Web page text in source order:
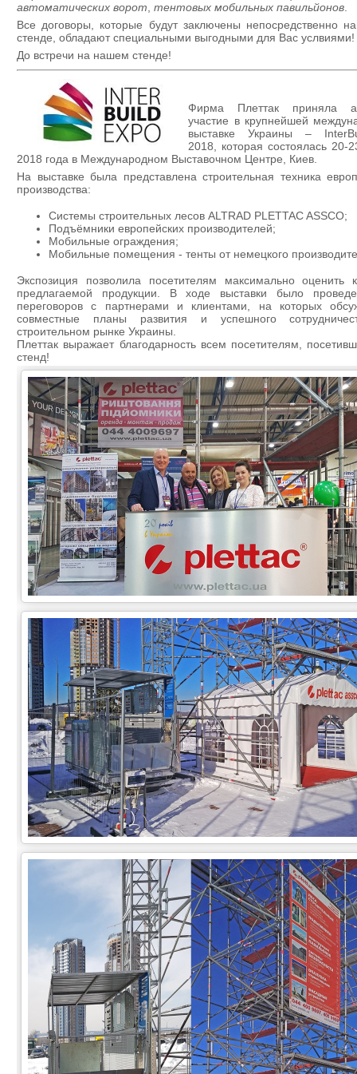
автоматических ворот ,тентовых мобильных павильйонов
Все договоры, которые будут заключены непосредственно
стенде, обладают специальными выгодными для Вас услвиями!
До встречи на нашем стенде!
Фирма Плеттак приняла
участие в крупнейшей
выставке Украины –
2018, которая состоялась 20-
2018 года в Международном Выставочном Центре, Киев.
На выставке была представлена строительная техника
производства:
Системы строительных лесов ALTRAD PLETTAC ASSCO;
Подъёмники европейских производителей;
Мобильные ограждения;
Мобильные помещения - тенты от немецкого
Экспозиция позволила посетителям максимально оценить
предлагаемой продукции. В ходе выставки было
переговоров с партнерами и клиентами, на которых
совместные планы развития и успешного
строительном рынке Украины.
Плеттак выражает благодарность всем посетителям,
стенд!